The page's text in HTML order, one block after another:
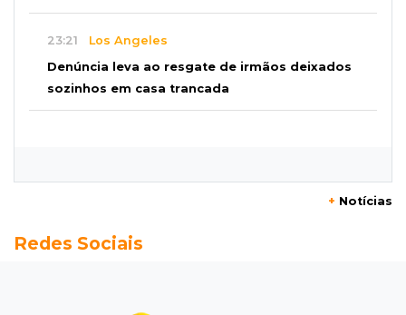
23:21 Los Angeles
Denúncia leva ao resgate de irmãos deixados
sozinhos em casa trancada
formação de ciclone bomba
23:00Ideb
+ Notícias
Redes Sociais